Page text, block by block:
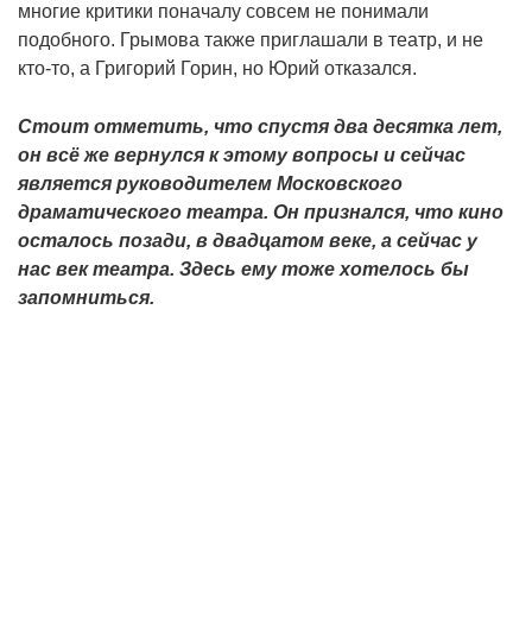
многие критики поначалу совсем не понимали
подобного. Грымова также приглашали в театр, и не
кто-то, а Григорий Горин, но Юрий отказался.
Стоит отметить, что спустя два десятка лет,
он всё же вернулся к этому вопросы и сейчас
является руководителем Московского
драматического театра. Он признался, что кино
осталось позади, в двадцатом веке, а сейчас у
нас век театра. Здесь ему тоже хотелось бы
запомниться.